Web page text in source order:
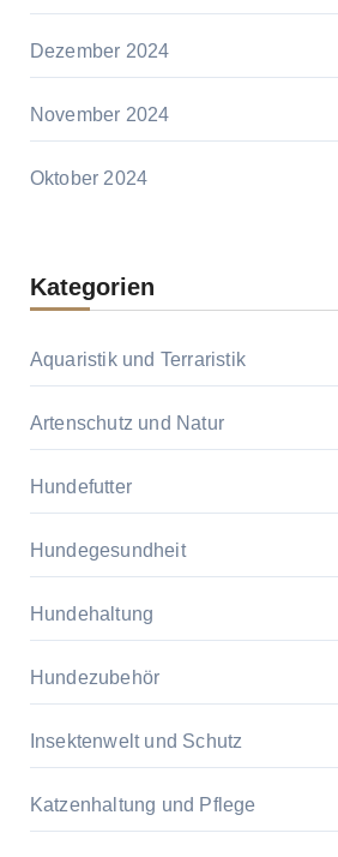
Dezember 2024
November 2024
Oktober 2024
Kategorien
Aquaristik und Terraristik
Artenschutz und Natur
Hundefutter
Hundegesundheit
Hundehaltung
Hundezubehör
Insektenwelt und Schutz
Katzenhaltung und Pflege